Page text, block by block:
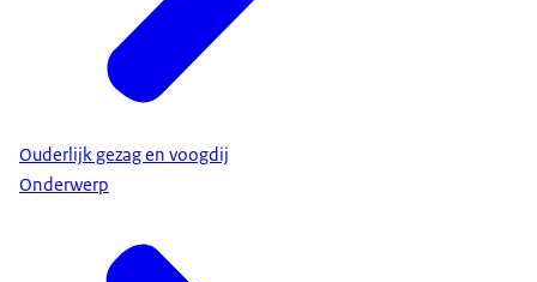
Ouderlijk gezag en voogdij
Onderwerp